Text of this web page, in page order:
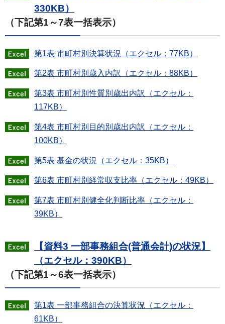
330KB）
（下記第1～7表一括表示）
第1表 市町村別決算状況（エクセル：77KB）
第2表 市町村別歳入内訳（エクセル：88KB）
第3表 市町村別性質別歳出内訳（エクセル：
117KB）
第4表 市町村別目的別歳出内訳（エクセル：
100KB）
第5表 基金の状況（エクセル：35KB）
第6表 市町村別経常収支比率（エクセル：49KB）
第7表 市町村別健全化判断比率（エクセル：
39KB）
【資料3 一部事務組合(普通会計)の状況】
（エクセル：390KB）
（下記第1～6表一括表示）
第1表 一部事務組合の決算状況（エクセル：
61KB）